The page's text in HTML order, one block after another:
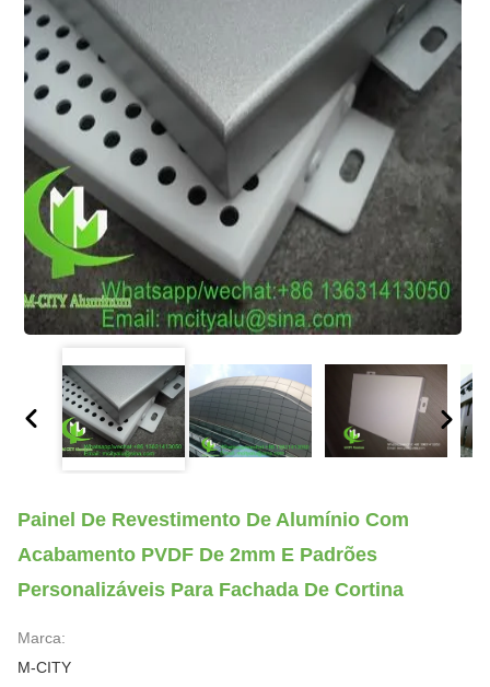
Painel De Revestimento De Alumínio Com
Acabamento PVDF De 2mm E Padrões
Personalizáveis Para Fachada De Cortina
Marca:
M-CITY